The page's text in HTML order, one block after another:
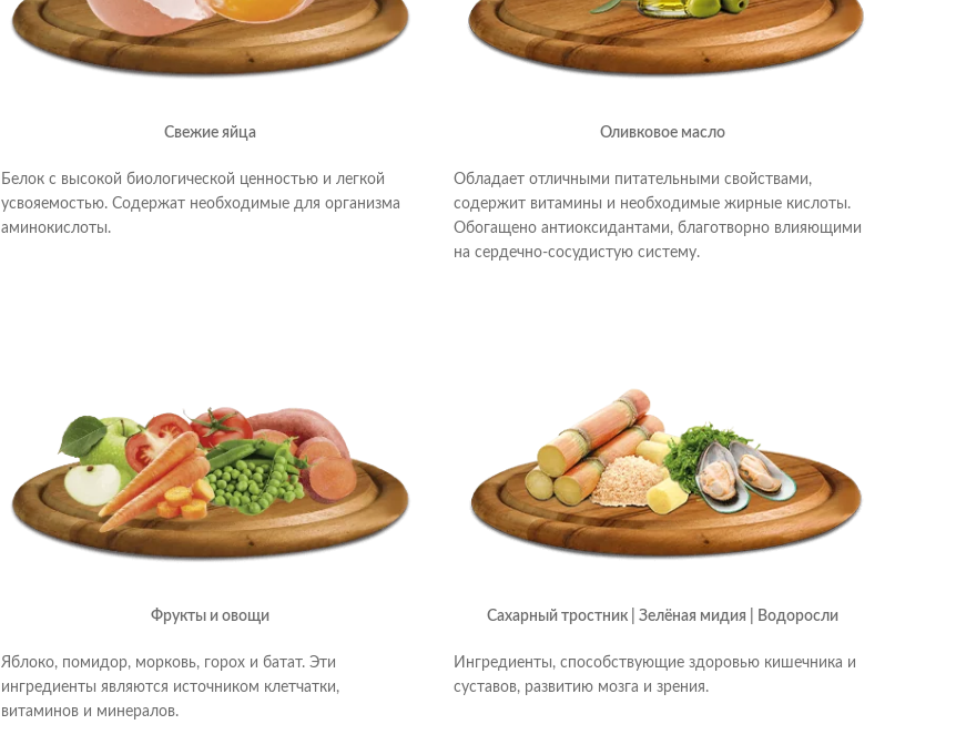
Свежие яйца
Белок с высокой биологической ценностью и легкой
усвояемостью. Содержат необходимые для организма
аминокислоты.
Оливковое масло
Обладает отличными питательными свойствами,
содержит витамины и необходимые жирные кислоты.
Обогащено антиоксидантами, благотворно влияющими
на сердечно-сосудистую систему.
Фрукты и овощи
Яблоко, помидор, морковь, горох и батат. Эти
ингредиенты являются источником клетчатки,
витаминов и минералов.
Сахарный тростник | Зелёная мидия | Водоросли
Ингредиенты, способствующие здоровью кишечника и
суставов, развитию мозга и зрения.